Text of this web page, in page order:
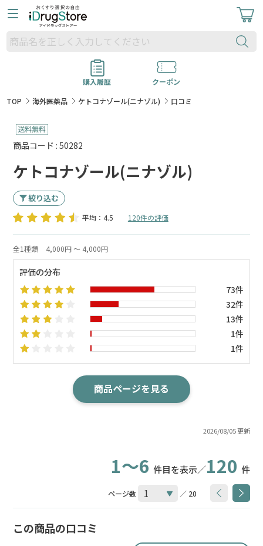
購入履歴
クーポン
TOP
海外医薬品 ケトコナゾール(ニナゾル) 口コミ
商品コード : 50282
ケトコナゾール(ニナゾル)
絞り込む
平均：4.5 120件の評価
2026/08/05 更新
全1種類 4,000円 ～ 4,000円
評価の分布
73件
32件
13件
1件
1件
商品ページを見る
1～6 件目を表示／120 件
ページ数 ／ 20
この商品の口コミ